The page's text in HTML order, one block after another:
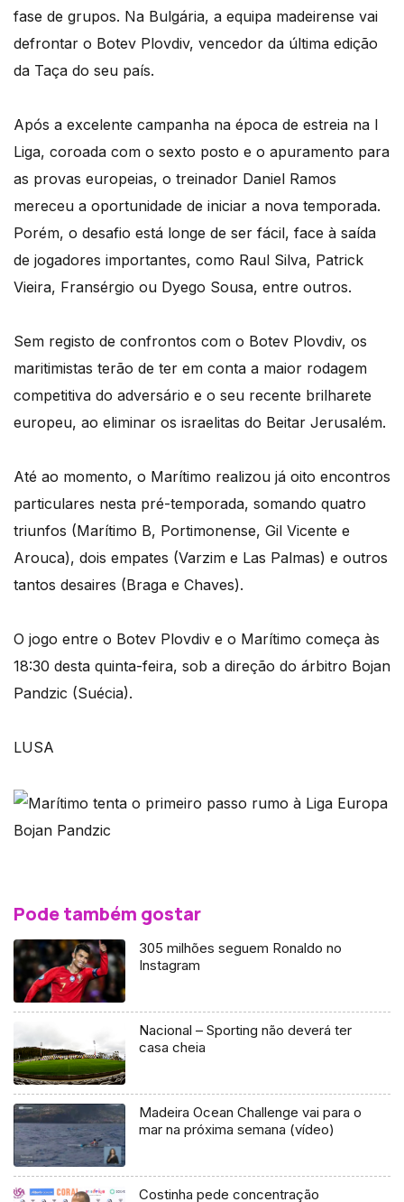
fase de grupos. Na Bulgária, a equipa madeirense vai
defrontar o Botev Plovdiv, vencedor da última edição
da Taça do seu país.
Após a excelente campanha na época de estreia na I
Liga, coroada com o sexto posto e o apuramento para
as provas europeias, o treinador Daniel Ramos
mereceu a oportunidade de iniciar a nova temporada.
Porém, o desafio está longe de ser fácil, face à saída
de jogadores importantes, como Raul Silva, Patrick
Vieira, Fransérgio ou Dyego Sousa, entre outros.
Sem registo de confrontos com o Botev Plovdiv, os
maritimistas terão de ter em conta a maior rodagem
competitiva do adversário e o seu recente brilharete
europeu, ao eliminar os israelitas do Beitar Jerusalém.
Até ao momento, o Marítimo realizou já oito encontros
particulares nesta pré-temporada, somando quatro
triunfos (Marítimo B, Portimonense, Gil Vicente e
Arouca), dois empates (Varzim e Las Palmas) e outros
tantos desaires (Braga e Chaves).
O jogo entre o Botev Plovdiv e o Marítimo começa às
18:30 desta quinta-feira, sob a direção do árbitro Bojan
Pandzic (Suécia).
LUSA
Bojan Pandzic
Pode também gostar
305 milhões seguem Ronaldo no
Instagram
Nacional – Sporting não deverá ter
casa cheia
Madeira Ocean Challenge vai para o
mar na próxima semana (vídeo)
Costinha pede concentração